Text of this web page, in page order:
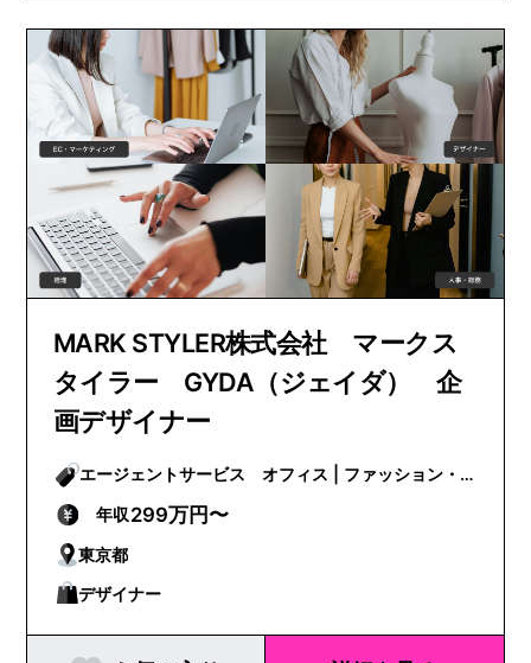
MARK STYLER株式会社 マークス
タイラー GYDA（ジェイダ） 企
画デザイナー
エージェントサービス オフィス | ファッション・
ビューティー
年収299万円〜
東京都
デザイナー